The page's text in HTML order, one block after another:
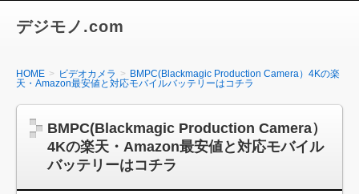
デジモノ.com
HOME ビデオカメラ
BMPC(Blackmagic Production Camera）4Kの楽
天・Amazon最安値と対応モバイルバッテリーはコチラ
BMPC(Blackmagic Production Camera）
4Kの楽天・Amazon最安値と対応モバイル
バッテリーはコチラ